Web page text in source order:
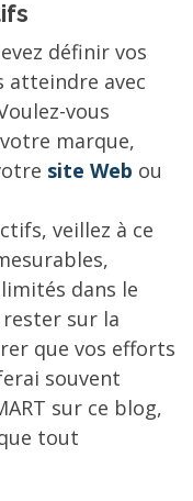
définir vos
atteindre avec
vous
marque,
site Web ou
veillez à ce
dans le
rester sur la
que vos efforts
souvent
sur ce blog,
tout